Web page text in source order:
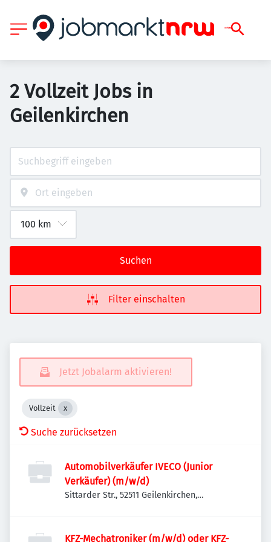
2 Vollzeit Jobs in
Geilenkirchen
Suchen
Filter einschalten
Jetzt Jobalarm aktivieren!
Vollzeit
Suche zurücksetzen
Automobilverkäufer IVECO (Junior
Verkäufer) (m/w/d)
Sittarder Str., 52511 Geilenkirchen,
KFZ-Mechatroniker (m/w/d) oder KFZ-